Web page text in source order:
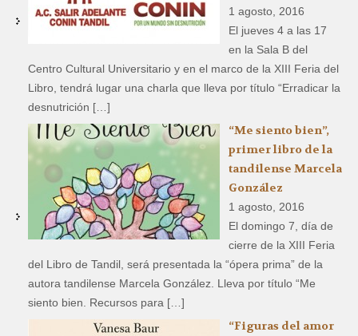
1 agosto, 2016
El jueves 4 a las 17
en la Sala B del
Centro Cultural Universitario y en el marco de la XIII Feria del
Libro, tendrá lugar una charla que lleva por título “Erradicar la
desnutrición […]
“Me siento bien”,
primer libro de la
tandilense Marcela
González
1 agosto, 2016
El domingo 7, día de
cierre de la XIII Feria
del Libro de Tandil, será presentada la “ópera prima” de la
autora tandilense Marcela González. Lleva por título “Me
siento bien. Recursos para […]
“Figuras del amor